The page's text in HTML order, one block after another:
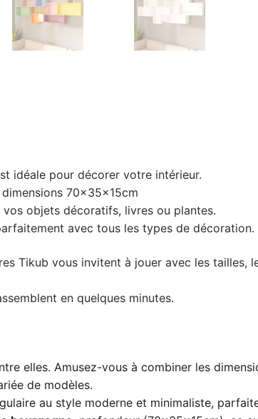
idéale pour décorer votre intérieur.
dimensions 70x35x15cm
objets décoratifs, livres ou plantes.
avec tous les types de décoration.
Tikub vous invitent à jouer avec les tailles,
en quelques minutes.
elles. Amusez-vous à combiner les
de modèles.
au style moderne et minimaliste,